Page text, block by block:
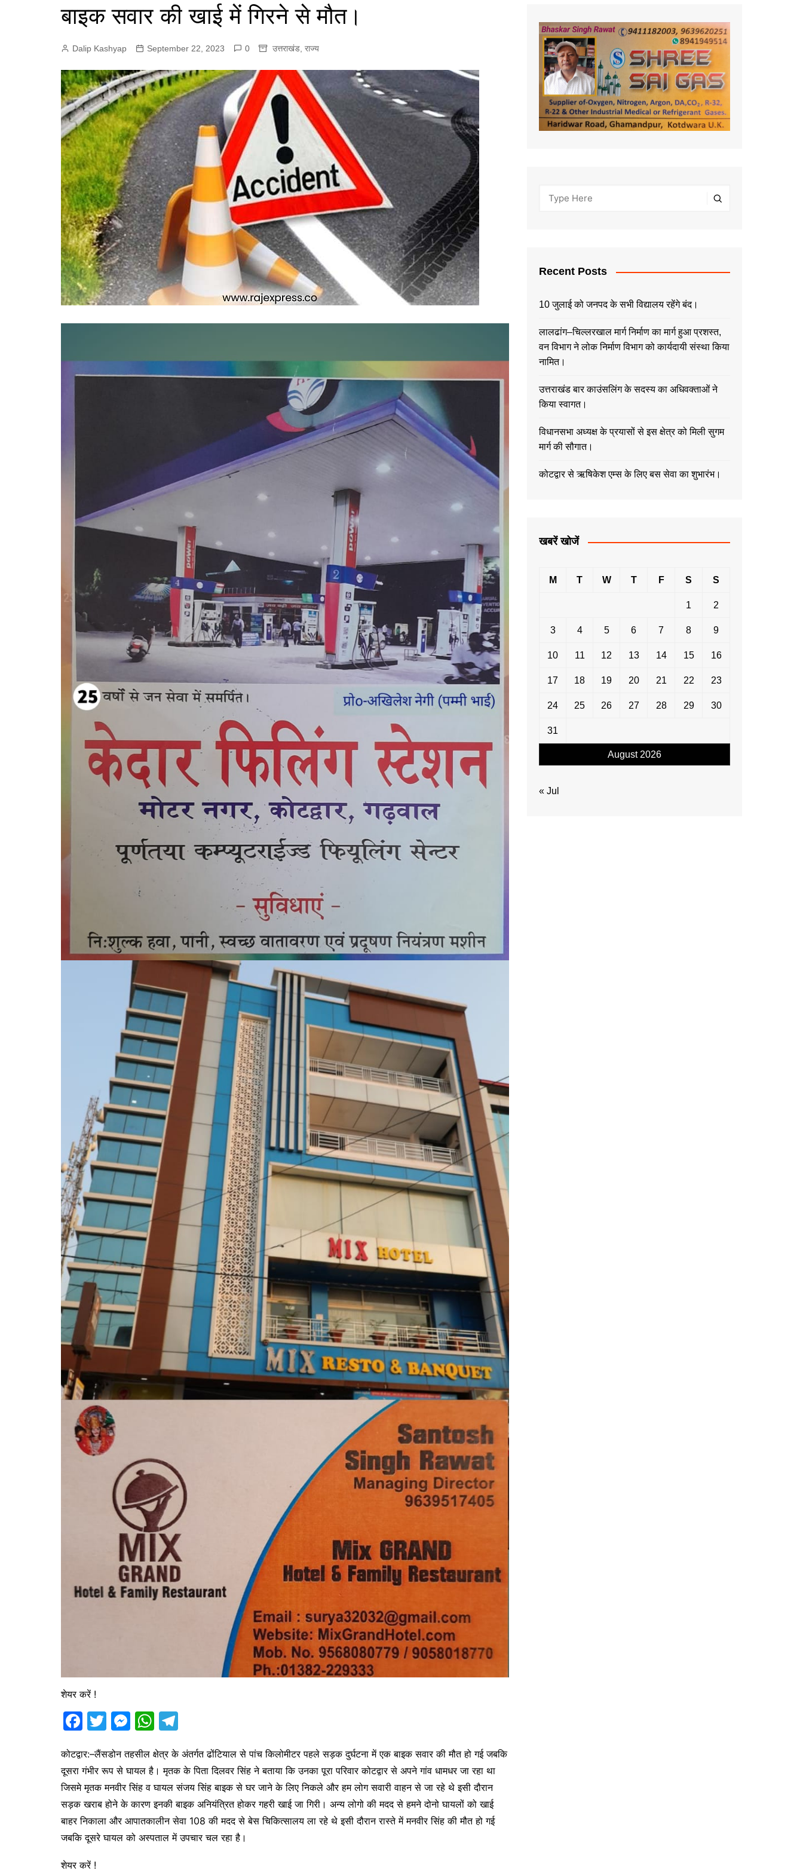
बाइक सवार की खाई में गिरने से मौत।
Dalip Kashyap September 22, 2023 0 उत्तराखंड राज्य
शेयर करें !
F
c
e
b
o
o
k
T
itt
er
M
s
s
e
n
g
W
at
s
A
p
p
e
gr
a
m
कोटद्वार:–लैंसडोन तहसील क्षेत्र के अंतर्गत ढोंटियाल से पांच किलोमीटर पहले सड़क दुर्घटना में एक बाइक सवार की मौत हो गई जबकि
दूसरा गंभीर रूप से घायल है। मृतक के पिता दिलवर सिंह ने बताया कि उनका पूरा परिवार कोटद्वार से अपने गांव धामधर जा रहा था
जिसमे मृतक मनवीर सिंह व घायल संजय सिंह बाइक से घर जाने के लिए निकले और हम लोग सवारी वाहन से जा रहे थे इसी दौरान
सड़क खराब होने के कारण इनकी बाइक अनियंत्रित होकर गहरी खाई जा गिरी। अन्य लोगो की मदद से हमने दोनो घायलों को खाई
बाहर निकाला और आपातकालीन सेवा 108 की मदद से बेस चिकित्सालय ला रहे थे इसी दौरान रास्ते में मनवीर सिंह की मौत हो गई
जबकि दूसरे घायल को अस्पताल में उपचार चल रहा है।
शेयर करें !
Recent Posts
10 जुलाई को जनपद के सभी विद्यालय रहेंगे बंद।
लालढांग–चिल्लरखाल मार्ग निर्माण का मार्ग हुआ प्रशस्त,
वन विभाग ने लोक निर्माण विभाग को कार्यदायी संस्था किया
नामित।
उत्तराखंड बार काउंसलिंग के सदस्य का अधिवक्ताओं ने
किया स्वागत।
विधानसभा अध्यक्ष के प्रयासों से इस क्षेत्र को मिली सुगम
मार्ग की सौगात।
कोटद्वार से ऋषिकेश एम्स के लिए बस सेवा का शुभारंभ।
खबरें खोजें
August 2026
M T W T F S S
1 2
3 4 5 6 7 8 9
10 11 12 13 14 15 16
17 18 19 20 21 22 23
24 25 26 27 28 29 30
31
« Jul